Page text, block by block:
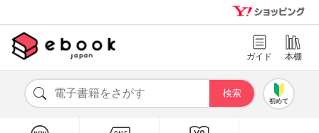
ガイド 本棚
初めて